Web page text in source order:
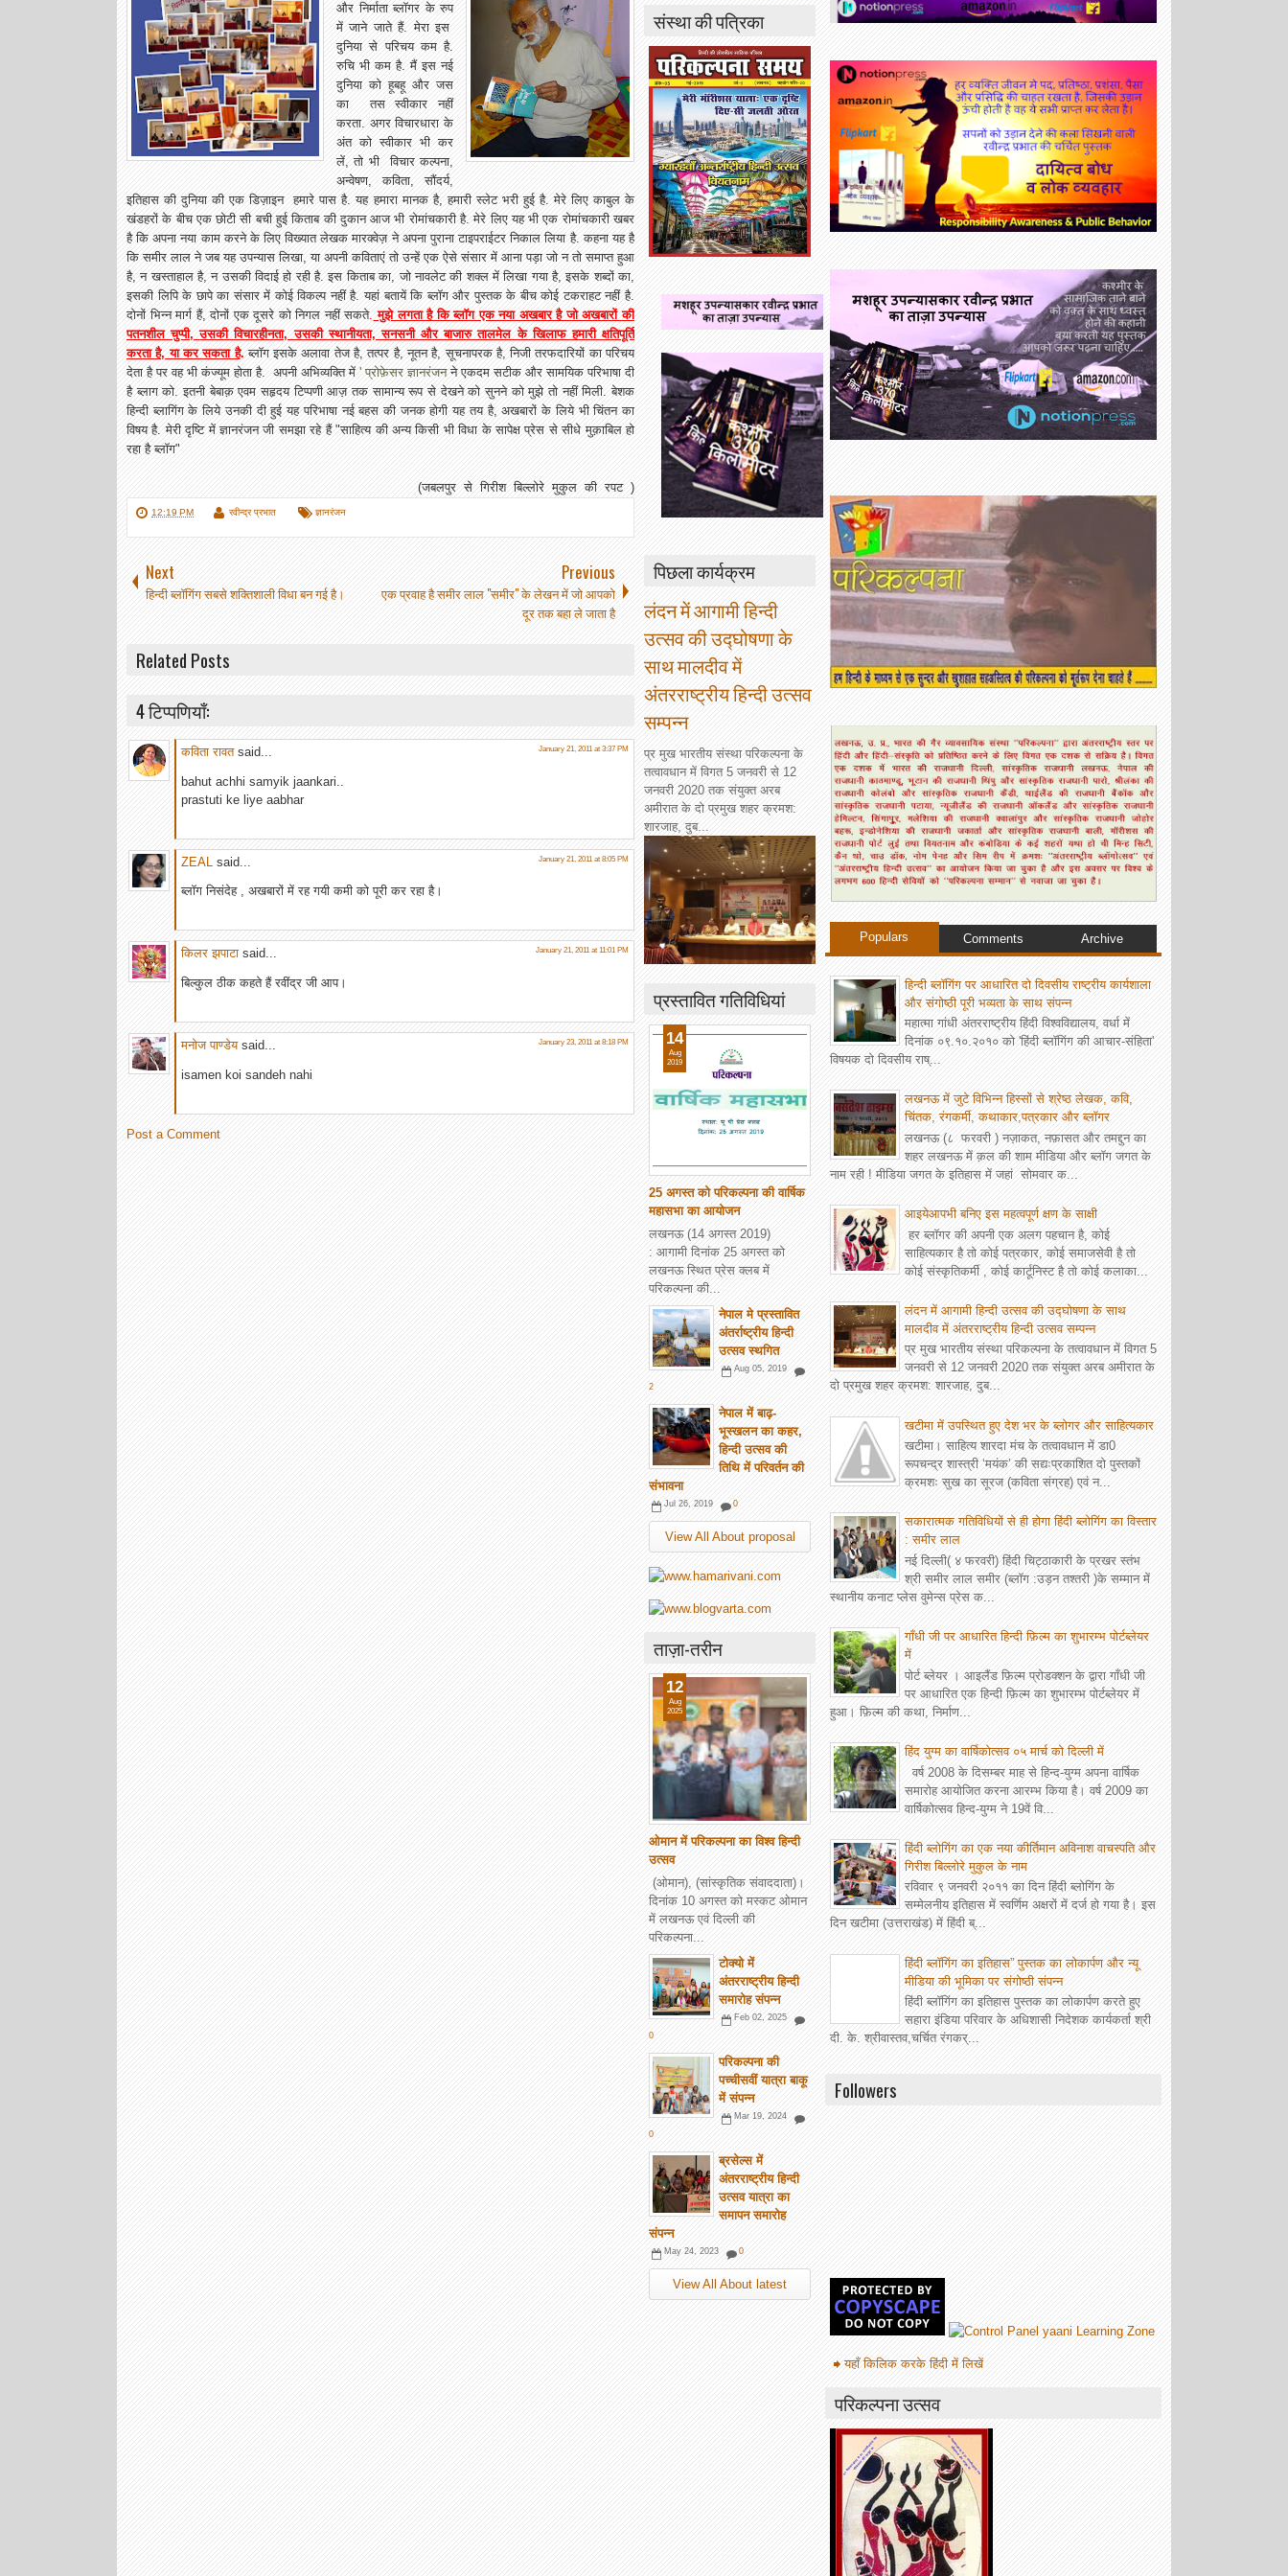
और निर्माता ब्लॉगर के रुप
में जाने जाते हैं. मेरा इस
दुनिया से परिचय कम है.
रुचि भी कम है. मैं इस नई
दुनिया को हूबहू और जस
का तस स्वीकार नहीं
करता. अगर विचारधारा के
अंत को स्वीकार भी कर
लें, तो भी विचार कल्पना,
अन्वेषण, कविता, सौंदर्य,
इतिहास की दुनिया की एक डिज़ाइन हमारे पास है. यह हमारा मानक है, हमारी स्लेट भरी हुई है. मेरे लिए काबुल के
खंडहरों के बीच एक छोटी सी बची हुई किताब की दुकान आज भी रोमांचकारी है. मेरे लिए यह भी एक रोमांचकारी खबर
है कि अपना नया काम करने के लिए विख्यात लेखक मारक्वेज़ ने अपना पुराना टाइपराईटर निकाल लिया है. कहना यह है
कि समीर लाल ने जब यह उपन्यास लिखा, या अपनी कविताएं तो उन्हें एक ऐसे संसार में आना पड़ा जो न तो समाप्त हुआ
है, न खस्ताहाल है, न उसकी विदाई हो रही है. इस किताब का, जो नावलेट की शक्ल में लिखा गया है, इसके शब्दों का,
इसकी लिपि के छापे का संसार में कोई विकल्प नहीं है. यहां बतायें कि ब्लॉग और पुस्तक के बीच कोई टकराहट नहीं है.
दोनों भिन्न मार्ग हैं, दोनों एक दूसरे को निगल नहीं सकते. मुझे लगता है कि ब्लॉग एक नया अखबार है जो अखबारों की
पतनशील चुप्पी,उसकी विचारहीनता, उसकी स्थानीयता, सनसनी और बाजारु तालमेल के खिलाफ हमारी क्षतिपूर्ति
करता है, या कर सकता है.ब्लॉग इसके अलावा तेज है, तत्पर है, नूतन है, सूचनापरक है, निजी तरफदारियों का परिचय
देता है पर वह भी कंज्यूम होता है. अपनी अभिव्यक्ति में ' प्रोफ़ेसर ज्ञानरंजनने एकदम सटीक और सामयिक परिभाषा दी
है ब्लाग को. इतनी बेबाक़ एवम सहृदय टिप्पणी आज़ तक सामान्य रूप से देखने को सुनने को मुझे तो नहीं मिली. बेशक
हिन्दी ब्लागिंग के लिये उनकी दी हुई यह परिभाषा नई बहस की जनक होगी यह तय है, अखबारों के लिये भी चिंतन का
विषय है. मेरी दृष्टि में ज्ञानरंजन जी समझा रहे हैं "साहित्य की अन्य किसी भी विधा के सापेक्ष प्रेस से सीधे मुक़ाबिल हो
रहा है ब्लॉग"
(जबलपुर से गिरीश बिल्लोरे मुकुल की रपट )
12:19 PM रवीन्द्र प्रभात ज्ञानरंजन
Next
हिन्‍दी ब्‍लॉगिंग सबसे शक्तिशाली विधा बन गई है।
Previous
एक प्रवाह है समीर लाल "समीर" के लेखन में जो आपको
दूर तक बहा ले जाता है
Related Posts
4 टिप्पणियाँ:
कविता रावत said... January 21, 2011 at 3:37 PM
bahut achhi samyik jaankari..
prastuti ke liye aabhar
ZEAL said... January 21, 2011 at 8:05 PM
ब्लॉग निसंदेह , अखबारों में रह गयी कमी को पूरी कर रहा है।
किलर झपाटा said... January 21, 2011 at 11:01 PM
बिल्कुल ठीक कहते हैं रवींद्र जी आप।
मनोज पाण्डेयsaid... January 23, 2011 at 8:18 PM
isamen koi sandeh nahi
Post a Comment
Populars Comments Archive
हिन्दी ब्लॉगिंग पर आधारित दो दिवसीय राष्ट्रीय कार्यशाला
और संगोष्ठी पूरी भव्यता के साथ संपन्न
महात्मा गांधी अंतरराष्ट्रीय हिंदी विश्वविद्यालय, वर्धा में
दिनांक ०९.१०.२०१० को 'हिंदी ब्लॉगिंग की आचार-संहिता'
विषयक दो दिवसीय राष्...
लखनऊ में जुटे विभिन्न हिस्सों से श्रेष्ठ लेखक, कवि,
चिंतक, रंगकर्मी, कथाकार,पत्रकार और ब्‍लॉगर
लखनऊ (८ फरवरी ) नज़ाकत, नफ़ासत और तमद्दुन का
शहर लखनऊ में क़ल की शाम मीडिया और ब्लॉग जगत के
नाम रही ! मीडिया जगत के इतिहास में जहां सोमवार क...
आइयेआपभी बनिए इस महत्वपूर्ण क्षण के साक्षी
हर ब्लॉगर की अपनी एक अलग पहचान है, कोई
साहित्यकार है तो कोई पत्रकार, कोई समाजसेवी है तो
कोई संस्कृतिकर्मी , कोई कार्टूनिस्ट है तो कोई कलाका...
लंदन में आगामी हिन्दी उत्सव की उद्घोषणा के साथ
मालदीव में अंतरराष्ट्रीय हिन्दी उत्सव सम्पन्न
प्र मुख भारतीय संस्था परिकल्पना के तत्वावधान में विगत 5
जनवरी से 12 जनवरी 2020 तक संयुक्त अरब अमीरात के
दो प्रमुख शहर क्रमश: शारजाह, दुब...
खटीमा में उपस्थित हुए देश भर के ब्लोगर और साहित्यकार
खटीमा। साहित्य शारदा मंच के तत्वावधान में डा0
रूपचन्द्र शास्त्री ‘मयंक’ की सद्यःप्रकाशित दो पुस्तकों
क्रमशः सुख का सूरज (कविता संग्रह) एवं न...
सकारात्मक गतिविधियों से ही होगा हिंदी ब्लोगिंग का विस्तार
: समीर लाल
नई दिल्ली( ४ फरवरी) हिंदी चिट्ठाकारी के प्रखर स्तंभ
श्री समीर लाल समीर (ब्लॉग :उड़न तश्तरी )के सम्मान में
स्थानीय कनाट प्लेस वुमेन्स प्रेस क...
गाँधी जी पर आधारित हिन्दी फ़िल्म का शुभारम्भ पोर्टब्लेयर
में
पोर्ट ब्लेयर । आइलैंड फ़िल्म प्रोडक्शन के द्वारा गाँधी जी
पर आधारित एक हिन्दी फ़िल्म का शुभारम्भ पोर्टब्लेयर में
हुआ। फ़िल्म की कथा, निर्माण...
हिंद युग्म का वार्षिकोत्सव ०५ मार्च को दिल्ली में
वर्ष 2008 के दिसम्बर माह से हिन्द-युग्म अपना वार्षिक
समारोह आयोजित करना आरम्भ किया है। वर्ष 2009 का
वार्षिकोत्सव हिन्द-युग्म ने 19वें वि...
हिंदी ब्लोगिंग का एक नया कीर्तिमान अविनाश वाचस्पति और
गिरीश बिल्लोरे मुकुल के नाम
रविवार ९ जनवरी २०११ का दिन हिंदी ब्लोगिंग के
सम्मेलनीय इतिहास में स्वर्णिम अक्षरों में दर्ज हो गया है। इस
दिन खटीमा (उत्तराखंड) में हिंदी ब्...
हिंदी ब्लॉगिंग का इतिहास” पुस्तक का लोकार्पण और न्यू
मीडिया की भूमिका पर संगोष्ठी संपन्न
हिंदी ब्लॉगिंग का इतिहास पुस्तक का लोकार्पण करते हुए
सहारा इंडिया परिवार के अधिशासी निदेशक कार्यकर्ता श्री
दी. के. श्रीवास्तव,चर्चित रंगकर्...
Followers
यहाँ किलिक करके हिंदी में लिखें
परिकल्पना उत्सव
संस्था की पत्रिका
पिछला कार्यक्रम
लंदन में आगामी हिन्दी
उत्सव की उद्घोषणा के
साथ मालदीव में
अंतरराष्ट्रीय हिन्दी उत्सव
सम्पन्न
प्र मुख भारतीय संस्था परिकल्पना के
तत्वावधान में विगत 5 जनवरी से 12
जनवरी 2020 तक संयुक्त अरब
अमीरात के दो प्रमुख शहर क्रमश:
शारजाह, दुब...
प्रस्तावित गतिविधियां
25 अगस्त को परिकल्पना की वार्षिक
महासभा का आयोजन
14
Aug
2019
लखनऊ (14 अगस्त 2019)
: आगामी दिनांक 25 अगस्त को
लखनऊ स्थित प्रेस क्लब में
परिकल्पना की...
नेपाल मे प्रस्तावित
अंतर्राष्ट्रीय हिन्दी
उत्सव स्थगित
Aug 05, 2019
2
नेपाल में बाढ़-
भूस्खलन का कहर,
हिन्दी उत्सव की
तिथि में परिवर्तन की
संभावना
Jul 26, 2019 0
View All About proposal
ताज़ा-तरीन
ओमान में परिकल्पना का विश्व हिन्दी
उत्सव
12
Aug
2025
(ओमान), (सांस्कृतिक संवाददाता)।
दिनांक 10 अगस्त को मस्कट ओमान
में लखनऊ एवं दिल्ली की
परिकल्पना...
टोक्यो में
अंतरराष्ट्रीय हिन्दी
समारोह संपन्न
Feb 02, 2025
0
परिकल्पना की
पच्चीसवीं यात्रा बाकू
में संपन्न
Mar 19, 2024
0
ब्रसेल्स में
अंतरराष्ट्रीय हिन्दी
उत्सव यात्रा का
समापन समारोह
संपन्न
May 24, 2023 0
View All About latest